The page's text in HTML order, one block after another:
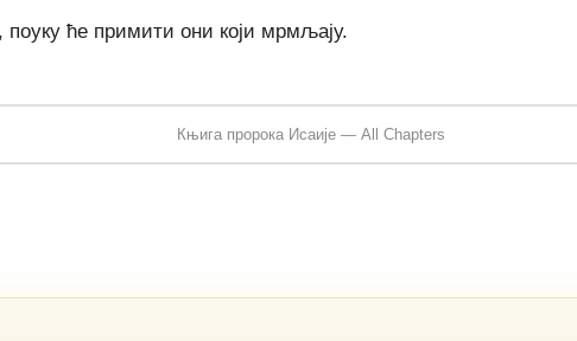
поуку ће примити они који мрмљају.
Књига пророка Исаије — All Chapters